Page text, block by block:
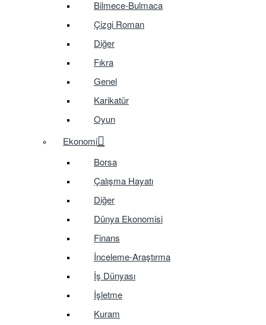
Bilmece-Bulmaca
Çizgi Roman
Diğer
Fıkra
Genel
Karikatür
Oyun
Ekonomi
Borsa
Çalışma Hayatı
Diğer
Dünya Ekonomisi
Finans
İnceleme-Araştırma
İş Dünyası
İşletme
Kuram